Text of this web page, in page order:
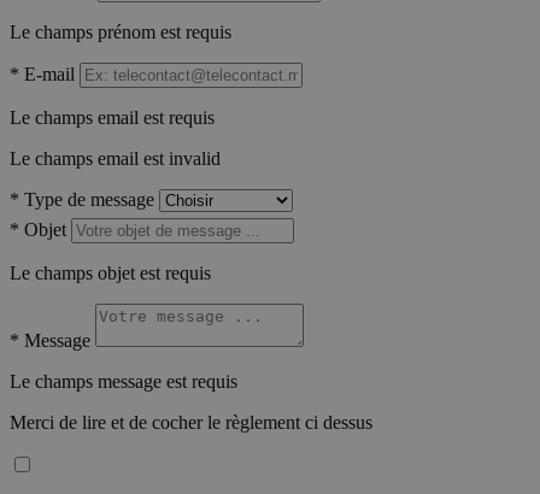
Le champs prénom est requis
* E-mail
Le champs email est requis
Le champs email est invalid
* Type de message
* Objet
Le champs objet est requis
* Message
Le champs message est requis
Merci de lire et de cocher le règlement ci dessus